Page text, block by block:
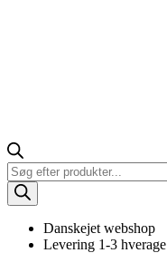
Products
search
Danskejet webshop
Levering 1-3 hverage